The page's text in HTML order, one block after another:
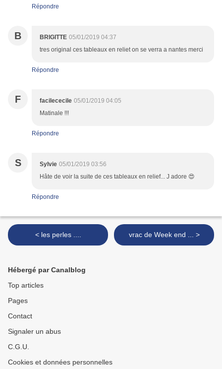
Répondre
B BRIGITTE 05/01/2019 04:37
tres original ces tableaux en reliet on se verra a nantes merci
Répondre
F facilececile 05/01/2019 04:05
Matinale !!!
Répondre
S Sylvie 05/01/2019 03:56
Hâte de voir la suite de ces tableaux en relief... J adore 😍
Répondre
< les perles .... vrac de Week end ... >
Hébergé par Canalblog
Top articles
Pages
Contact
Signaler un abus
C.G.U.
Cookies et données personnelles